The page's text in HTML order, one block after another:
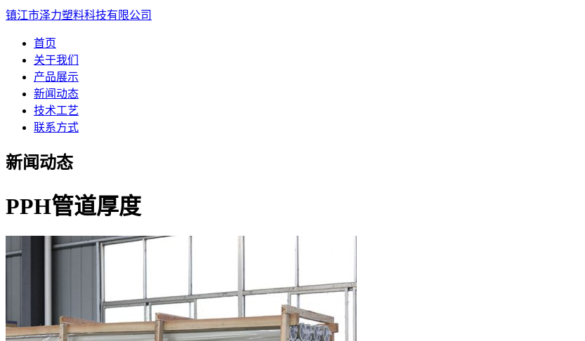
镇江市泽力塑料科技有限公司
首页
关于我们
产品展示
新闻动态
技术工艺
联系方式
新闻动态
PPH管道厚度